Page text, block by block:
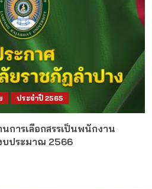
ประจำปี 2565
การเลือกสรรเป็นพนักงาน
บประมาณ 2566